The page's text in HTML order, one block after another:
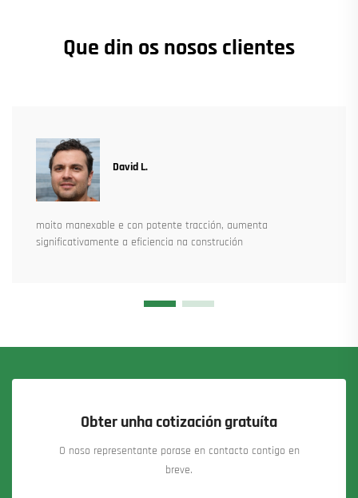
Que din os nosos clientes
David L.
moito manexable e con potente tracción, aumenta
significativamente a eficiencia na construción
Obter unha cotización gratuíta
O noso representante porase en contacto contigo en
breve.